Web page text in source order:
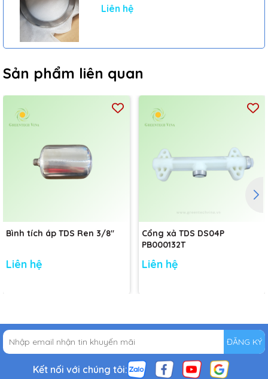
Liên hệ
Sản phẩm liên quan
Bình tích áp TDS Ren 3/8"
Liên hệ
Cổng xả TDS DS04P
PB000132T
Liên hệ
ĐĂNG KÝ
Kết nối với chúng tôi: